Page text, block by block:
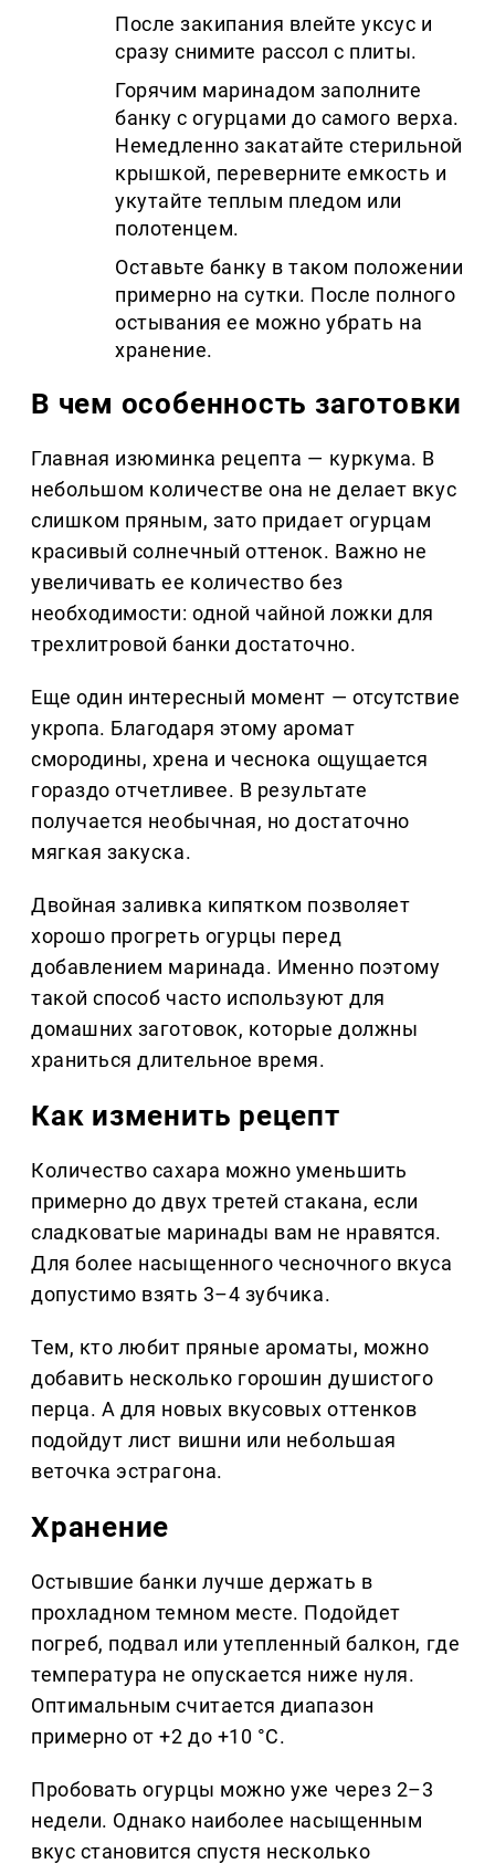
После закипания влейте уксус и
сразу снимите рассол с плиты.
Горячим маринадом заполните
банку с огурцами до самого верха.
Немедленно закатайте стерильной
крышкой, переверните емкость и
укутайте теплым пледом или
полотенцем.
Оставьте банку в таком положении
примерно на сутки. После полного
остывания ее можно убрать на
хранение.
В чем особенность заготовки
Главная изюминка рецепта — куркума. В
небольшом количестве она не делает вкус
слишком пряным, зато придает огурцам
красивый солнечный оттенок. Важно не
увеличивать ее количество без
необходимости: одной чайной ложки для
трехлитровой банки достаточно.
Еще один интересный момент — отсутствие
укропа. Благодаря этому аромат
смородины, хрена и чеснока ощущается
гораздо отчетливее. В результате
получается необычная, но достаточно
мягкая закуска.
Двойная заливка кипятком позволяет
хорошо прогреть огурцы перед
добавлением маринада. Именно поэтому
такой способ часто используют для
домашних заготовок, которые должны
храниться длительное время.
Как изменить рецепт
Количество сахара можно уменьшить
примерно до двух третей стакана, если
сладковатые маринады вам не нравятся.
Для более насыщенного чесночного вкуса
допустимо взять 3–4 зубчика.
Тем, кто любит пряные ароматы, можно
добавить несколько горошин душистого
перца. А для новых вкусовых оттенков
подойдут лист вишни или небольшая
веточка эстрагона.
Хранение
Остывшие банки лучше держать в
прохладном темном месте. Подойдет
погреб, подвал или утепленный балкон, где
температура не опускается ниже нуля.
Оптимальным считается диапазон
примерно от +2 до +10 °C.
Пробовать огурцы можно уже через 2–3
недели. Однако наиболее насыщенным
вкус становится спустя несколько